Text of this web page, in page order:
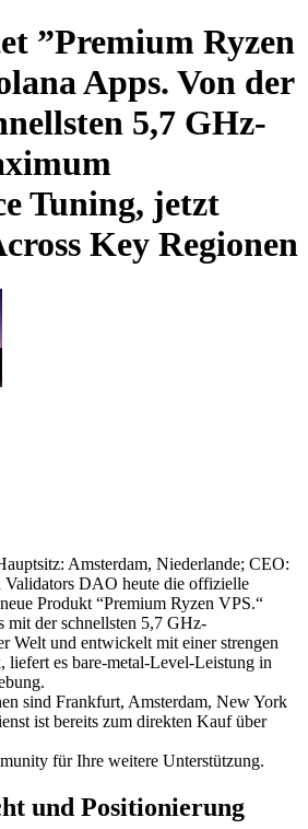
”Premium Ryzen
Apps. Von der
5,7 GHz-
Tuning, jetzt
Key Regionen
Amsterdam, Niederlande; CEO:
DAO heute die offizielle
Produkt “Premium Ryzen VPS.“
mit der schnellsten 5,7 GHz-
Welt und entwickelt mit einer strengen
es bare-metal-Level-Leistung in
sind Frankfurt, Amsterdam, New York
ist bereits zum direkten Kauf über
für Ihre weitere Unterstützung.
und Positionierung